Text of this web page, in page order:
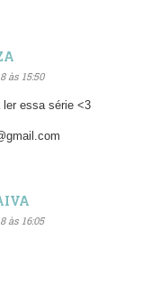
às 15:50
essa série <3
às 16:05